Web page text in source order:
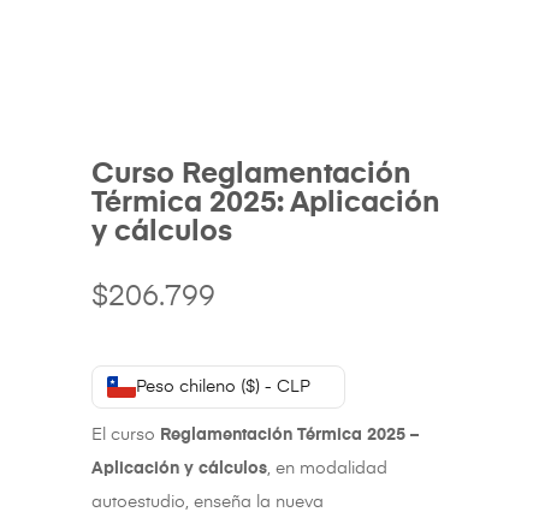
Curso Reglamentación
Térmica 2025: Aplicación
y cálculos
$206.799
Peso chileno ($) - CLP
El curso Reglamentación Térmica 2025 –
Aplicación y cálculos, en modalidad
autoestudio, enseña la nueva